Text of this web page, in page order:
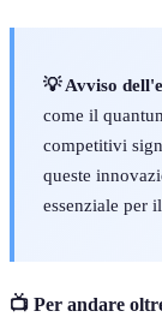
💡 Avviso
come il
competitivi
queste
essenziale per
📺 Per andare